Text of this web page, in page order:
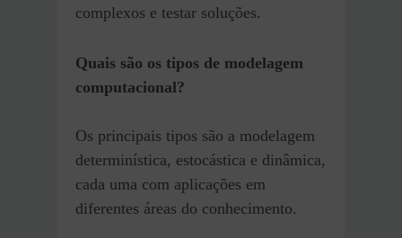
complexos e testar soluções.
Quais são os tipos de modelagem
computacional?
Os principais tipos são a modelagem
determinística, estocástica e dinâmica,
cada uma com aplicações em
diferentes áreas do conhecimento.